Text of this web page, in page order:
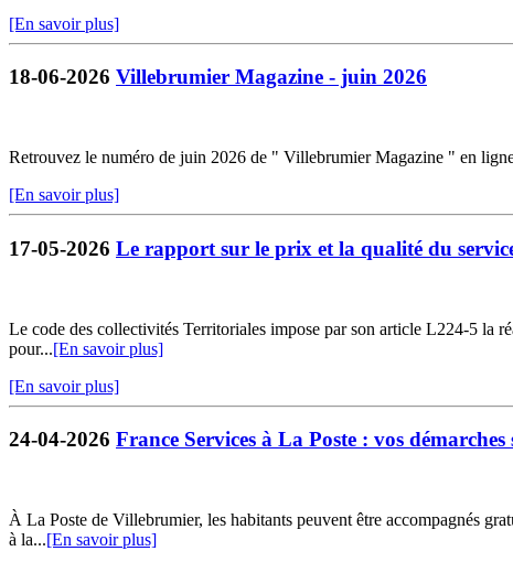
[En savoir plus]
18-06-2026 Villebrumier Magazine - juin 2026
Retrouvez le numéro de juin 2026 de " Villebrumier Magazine " en
[En savoir plus]
17-05-2026 Le rapport sur le prix et la qualité du
Le code des collectivités Territoriales impose par son article L224-5 la
pour...[En savoir plus]
[En savoir plus]
24-04-2026 France Services à La Poste : vos démarches
À La Poste de Villebrumier, les habitants peuvent être accompagnés
à la...[En savoir plus]